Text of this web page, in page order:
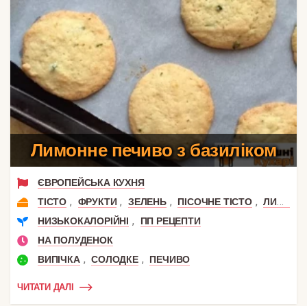
Лимонне печиво з базиліком
ЄВРОПЕЙСЬКА КУХНЯ
ТІСТО , ФРУКТИ , ЗЕЛЕНЬ , ПІСОЧНЕ ТІСТО , ЛИМОН
НИЗЬКОКАЛОРІЙНІ ,
ПП РЕЦЕПТИ
НА ПОЛУДЕНОК
ВИПІЧКА , СОЛОДКЕ , ПЕЧИВО
ЧИТАТИ ДАЛІ